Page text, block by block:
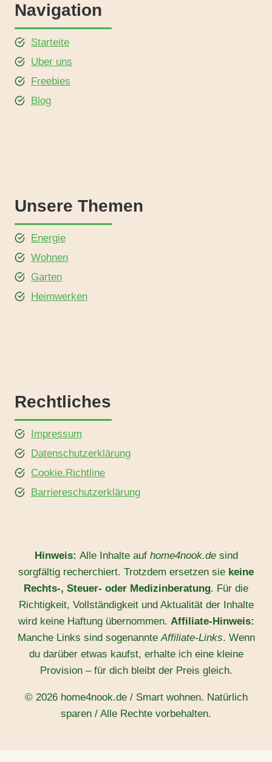
Navigation
Starteite
Uber uns
Freebies
Blog
Unsere Themen
Energie
Wohnen
Garten
Heimwerken
Rechtliches
Impressum
Datenschutzerklärung
Cookie.Richtline
Barriereschutzerklärung
Hinweis: Alle Inhalte auf home4nook.desind
sorgfältig recherchiert. Trotzdem ersetzen sie keine
Rechts-, Steuer- oder Medizinberatung. Für die
Richtigkeit, Vollständigkeit und Aktualität der Inhalte
wird keine Haftung übernommen. Affiliate-Hinweis:
Manche Links sind sogenannteAffiliate-Links. Wenn
du darüber etwas kaufst, erhalte ich eine kleine
Provision – für dich bleibt der Preis gleich.
© 2026 home4nook.de / Smart wohnen. Natürlich
sparen / Alle Rechte vorbehalten.